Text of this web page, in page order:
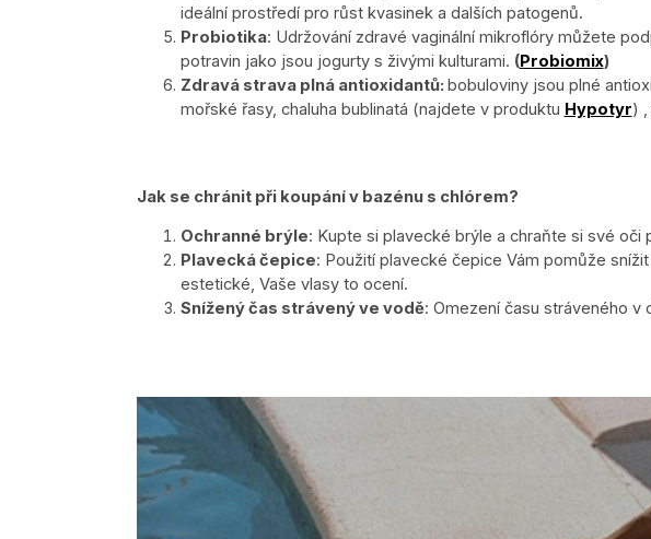
ideální prostředí pro růst kvasinek a dalších patogenů.
Probiotika: Udržování zdravé vaginální mikroflóry můžete
potravin jako jsou jogurty s živými kulturami. (Probiomix)
Zdravá strava plná antioxidantů: bobuloviny jsou plné
mořské řasy, chaluha bublinatá (najdete v produktu Hypotyr)
Jak se chránit při koupání v bazénu s chlórem?
Ochranné brýle: Kupte si plavecké brýle a chraňte si své oči
Plavecká čepice: Použití plavecké čepice Vám pomůže
estetické, Vaše vlasy to ocení.
Snížený čas strávený ve vodě: Omezení času stráveného v